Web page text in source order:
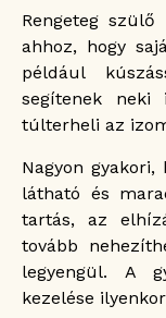
Rengeteg
ahhoz, hogy
például
segítenek
túlterheli az
Nagyon
látható és
tartás, az
tovább
legyengül. A
kezelése